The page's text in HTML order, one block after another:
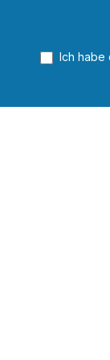
Ich habe